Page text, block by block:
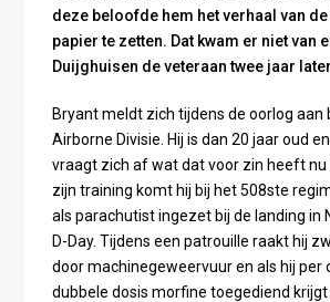
deze beloofde hem het verhaal van
papier te zetten. Dat kwam er niet van
Duijghuisen de veteraan twee jaar
Bryant meldt zich tijdens de oorlog aan
Airborne Divisie. Hij is dan 20 jaar oud
vraagt zich af wat dat voor zin heeft nu
zijn training komt hij bij het 508ste
als parachutist ingezet bij de landing in
D-Day. Tijdens een patrouille raakt hij
door machinegeweervuur en als hij per
dubbele dosis morfine toegediend